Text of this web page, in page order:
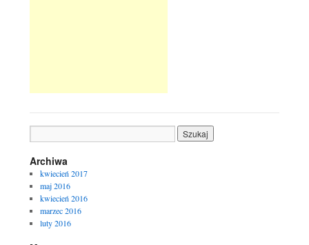
Archiwa
kwiecień 2017
maj 2016
kwiecień 2016
marzec 2016
luty 2016